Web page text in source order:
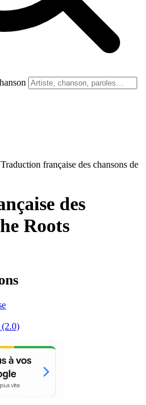
Traduction française des chansons de
des
Roots
(2.0)